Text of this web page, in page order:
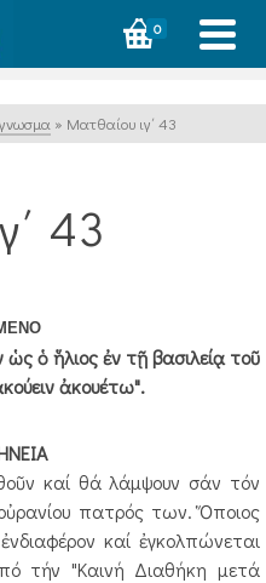
0
» Ματθαίου ιγ΄ 43
43
ὡς ὁ ἥλιος ἐν τῇ βασιλείᾳ τοῦ
ἀκουέτω".
καί θά λάμψουν σάν τόν
πατρός των. Ὅποιος
καί ἐγκολπώνεται
τήν "Καινή Διαθήκη μετά